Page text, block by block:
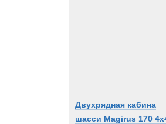
Двухрядная кабина
шасси Magirus 170